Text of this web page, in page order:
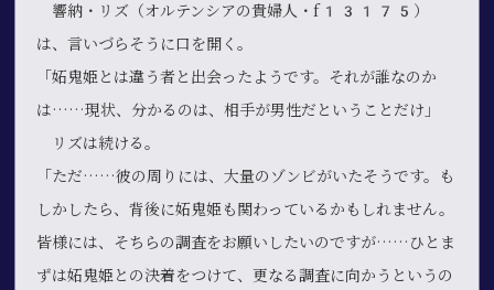
響納・リズ（オルテンシアの貴婦人・f13175）
は、言いづらそうに口を開く。
「妬鬼姫とは違う者と出会ったようです。それが誰なのか
は……現状、分かるのは、相手が男性だということだけ」
リズは続ける。
「ただ……彼の周りには、大量のゾンビがいたそうです。も
しかしたら、背後に妬鬼姫も関わっているかもしれません。
皆様には、そちらの調査をお願いしたいのですが……ひとま
ずは妬鬼姫との決着をつけて、更なる調査に向かうというの